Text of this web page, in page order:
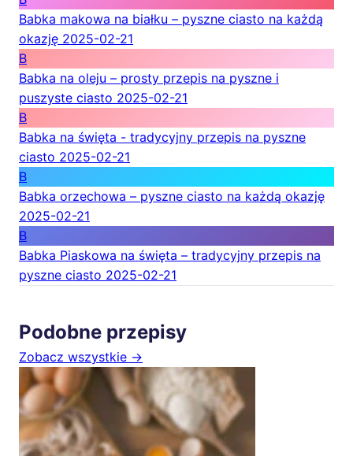
Babka makowa na białku – pyszne ciasto na każdą
okazję 2025-02-21
B
Babka na oleju – prosty przepis na pyszne i
puszyste ciasto 2025-02-21
B
Babka na święta - tradycyjny przepis na pyszne
ciasto 2025-02-21
B
Babka orzechowa – pyszne ciasto na każdą okazję
2025-02-21
B
Babka Piaskowa na święta – tradycyjny przepis na
pyszne ciasto 2025-02-21
Podobne przepisy
Zobacz wszystkie →